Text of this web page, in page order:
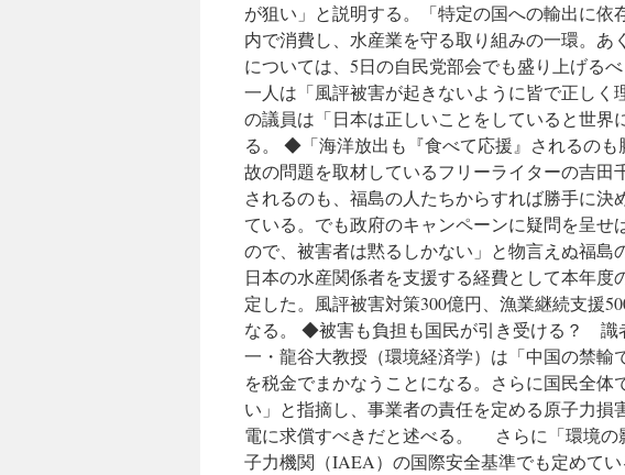
が狙い」と説明する。「特定の国への輸出に
内で消費し、水産業を守る取り組みの一環。
については、5日の自民党部会でも盛り上げる
一人は「風評被害が起きないように皆で正し
の議員は「日本は正しいことをしていると世界
る。 ◆「海洋放出も『食べて応援』されるの
故の問題を取材しているフリーライターの吉田
されるのも、福島の人たちからすれば勝手に
ている。でも政府のキャンペーンに疑問を呈
ので、被害者は黙るしかない」と物言えぬ福
日本の水産関係者を支援する経費として本年
定した。風評被害対策300億円、漁業継続支援
なる。 ◆被害も負担も国民が引き受ける？
一・龍谷大教授（環境経済学）は「中国の禁
を税金でまかなうことになる。さらに国民全
い」と指摘し、事業者の責任を定める原子力
電に求償すべきだと述べる。 さらに「環境の
子力機関（IAEA）の国際安全基準でも定めて